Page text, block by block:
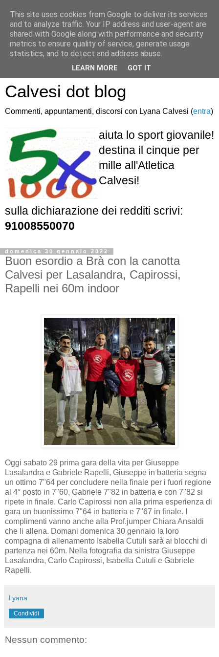
Atletica Sandro
Calvesi dot blog
Commenti, appuntamenti, discorsi con Lyana Calvesi (entra)
aiuta lo sport giovanile!
destina il cinque per
mille all'Atletica
Calvesi!
sulla dichiarazione dei redditi scrivi:
91008550070
domenica 30 gennaio 2022
Buon esordio a Brà con la canotta
Calvesi per Lasalandra, Capirossi,
Rapelli nei 60m indoor
Oggi sabato 29 prima gara della vita per Giuseppe
Lasalandra e Gabriele Rapelli, Giuseppe in batteria segna
un ottimo 7"64 per concludere nella finale per i fuori regione
al 4° posto in 7"60, Gabriele 7"82 in batteria e con 7"82 si
ripete in finale. Carlo Capirossi non alla prima esperienza di
gara un buonissimo 7"64 in batteria e 7"67 in finale. I
complimenti vanno anche alla Prof.jumper Chiara Ansaldi
che li allena. Domani domenica 30 gennaio la loro
compagna di allenamento Isabella Cutuli sarà ai blocchi di
partenza nei 60m. Nella fotografia da sinistra Giuseppe
Lasalandra, Carlo Capirossi, Isabella Cutuli e Gabriele
Rapelli.
Lyana
Condividi
Nessun commento:
This site uses cookies from Google to deliver its services
and to analyze traffic. Your IP address and user-agent are
shared with Google along with performance and security
metrics to ensure quality of service, generate usage
statistics, and to detect and address abuse.
LEARN MORE GOT IT